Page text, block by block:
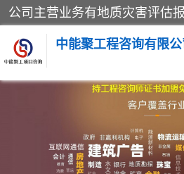
中能聚工程咨询有限公
水资源论证报告